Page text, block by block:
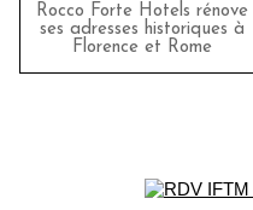
Rocco Forte Hotels rénove
ses adresses historiques à
Florence et Rome